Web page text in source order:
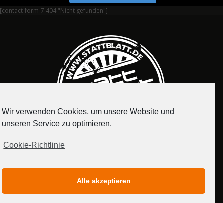
[contact-form-7 404 "Nicht gefunden"]
MEDIADATEN
Wir verwenden Cookies, um unsere Website und
unseren Service zu optimieren.
Cookie-Richtlinie
Alle akzeptieren